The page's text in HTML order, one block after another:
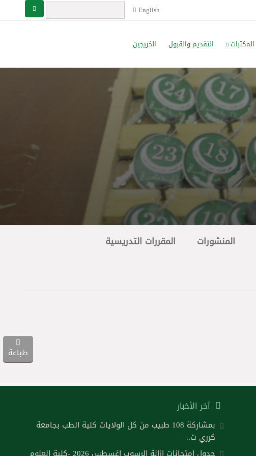
English
المكتبات التقديم والقبول الخريجين
طباعة
المنشورات المقررات التدريسية
آخر الأخبار
بمشاركة 108 طبيب من كل الولايات كلية الطب بجامعة
كرري ت..